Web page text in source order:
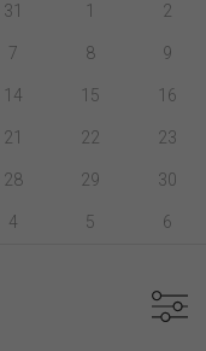
31 1 2
7 8 9
14 15 16
21 22 23
28 29 30
4 5 6